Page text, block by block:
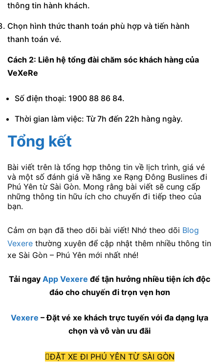
thông tin hành khách.
Chọn hình thức thanh toán phù hợp và tiến hành
thanh toán vé.
Cách 2: Liên hệ tổng đài chăm sóc khách hàng của
VeXeRe
Số điện thoại: 1900 88 86 84.
Thời gian làm việc: Từ 7h đến 22h hàng ngày.
Tổng kết
Bài viết trên là tổng hợp thông tin về lịch trình, giá vé
và một số đánh giá về hãng xe Rạng Đông Buslines đi
Phú Yên từ Sài Gòn. Mong rằng bài viết sẽ cung cấp
những thông tin hữu ích cho chuyến đi tiếp theo của
bạn.
Cảm ơn bạn đã theo dõi bài viết! Nhớ theo dõi Blog
Vexere thường xuyên để cập nhật thêm nhiều thông tin
xe Sài Gòn – Phú Yên mới nhất nhé!
Tải ngay App Vexere để tận hưởng nhiều tiện ích độc
đáo cho chuyến đi trọn vẹn hơn
Vexere – Đặt vé xe khách trực tuyến với đa dạng lựa
chọn và vô vàn ưu đãi
ĐẶT XE ĐI PHÚ YÊN TỪ SÀI GÒN